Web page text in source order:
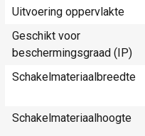
Uitvoering oppervlakte
Geschikt voor
beschermingsgraad (IP)
Schakelmateriaalbreedte
Schakelmateriaalhoogte